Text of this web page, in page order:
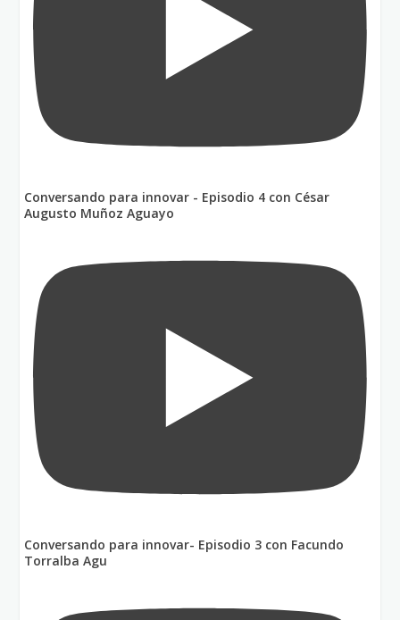
Conversando para innovar - Episodio 4 con César
Augusto Muñoz Aguayo
Conversando para innovar- Episodio 3 con Facundo
Torralba Agu